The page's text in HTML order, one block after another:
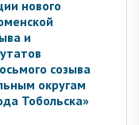
нового
и
созыва
округам
Тобольска»